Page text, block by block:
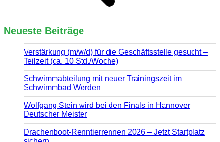
Neueste Beiträge
Verstärkung (m/w/d) für die Geschäftsstelle gesucht –
Teilzeit (ca. 10 Std./Woche)
Schwimmabteilung mit neuer Trainingszeit im
Schwimmbad Werden
Wolfgang Stein wird bei den Finals in Hannover
Deutscher Meister
Drachenboot-Renntierrennen 2026 – Jetzt Startplatz